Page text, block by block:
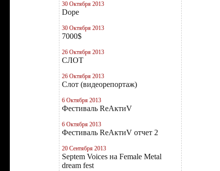
30 Октября 2013
Dope
30 Октября 2013
7000$
26 Октября 2013
СЛОТ
26 Октября 2013
Слот (видеорепортаж)
6 Октября 2013
Фестиваль RеAктиV
6 Октября 2013
Фестиваль RеAктиV отчет 2
20 Сентября 2013
Septem Voices на Female Metal
dream fest